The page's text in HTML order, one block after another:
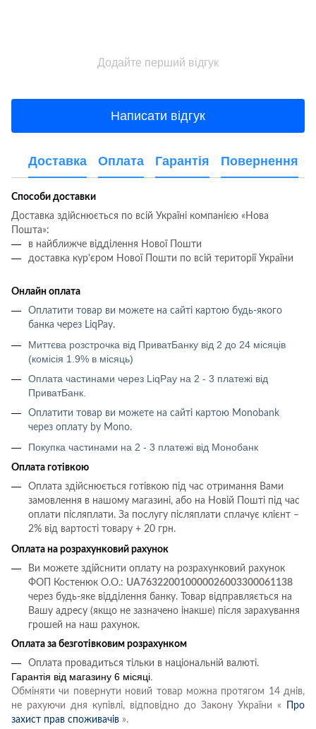
Додайте перший відгук
Написати відгук
Доставка Оплата Гарантія Повернення
Способи доставки
Доставка здійснюється по всій Україні компанією «Нова
Пошта»:
в найближче відділення Нової Пошти
доставка кур'єром Нової Пошти по всій території України
Онлайн оплата
Оплатити товар ви можете на сайті картою будь-якого
банка через LiqPay.
Миттєва розстрочка від ПриватБанку від 2 до 24 місяців
(комісія 1.9% в місяць)
Оплата частинами через LiqPay на 2 - 3 платежі від
ПриватБанк.
Оплатити товар ви можете на сайті картою Monobank
через оплату by Mono.
Покупка частинами на 2 - 3 платежі від Монобанк
Оплата готівкою
Оплата здійснюється готівкою під час отримання Вами
замовлення в нашому магазині, або на Новій Пошті під час
оплати післяплати. За послугу післяплати сплачує клієнт –
2% від вартості товару + 20 грн.
Оплата на розрахунковий рахунок
Ви можете здійснити оплату на розрахунковий рахунок
ФОП Костенюк О.О.: UA763220010000026003300061138
через будь-яке відділення банку. Товар відправляється на
Вашу адресу (якщо не зазначено інакше) після зарахування
грошей на наш рахунок.
Оплата за безготівковим розрахунком
Оплата провадиться тільки в національній валюті.
Гарантія від магазину 6 місяці.
Обміняти чи повернути новий товар можна протягом 14 днів,
не рахуючи дня купівлі, відповідно до Закону України «
Про
захист прав споживачів ».